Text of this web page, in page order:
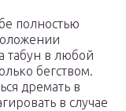
полностью
табун в любой
бегством.
дремать в
в случае